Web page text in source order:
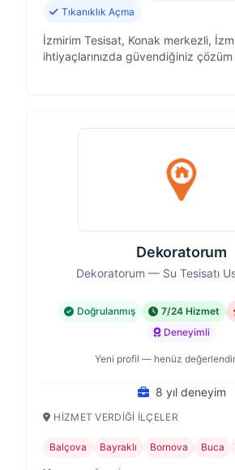
Tıkanıklık Açma
İzmirim Tesisat, Konak merkezli,
ihtiyaçlarınızda güvendiğiniz çözüm
Dekoratorum
Dekoratorum — Su Tesisatı
Doğrulanmış 7/24 Hizmet
Deneyimli
Yeni profil — henüz
8 yıl deneyim
HIZMET VERDIĞI İLÇELER
Balçova Bayraklı Bornova Buca